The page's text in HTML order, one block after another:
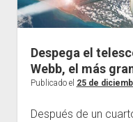
Despega el
Webb, el más
Publicado el 25 de
Después de un